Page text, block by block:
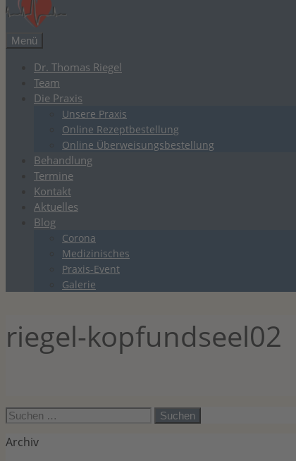
Menü
Dr. Thomas Riegel
Team
Die Praxis
Unsere Praxis
Online Rezeptbestellung
Online Überweisungsbestellung
Behandlung
Termine
Kontakt
Aktuelles
Blog
Corona
Medizinisches
Praxis-Event
Galerie
riegel-kopfundseel02
Suchen
Archiv